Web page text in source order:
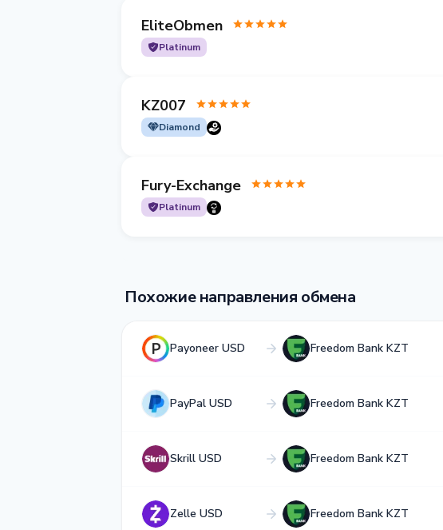
EliteObmen
Platinum
KZ007
Diamond
Fury-Exchange
Platinum
Похожие направления обмена
Payoneer USD Freedom Bank KZT
PayPal USD Freedom Bank KZT
Skrill USD Freedom Bank KZT
Zelle USD Freedom Bank KZT